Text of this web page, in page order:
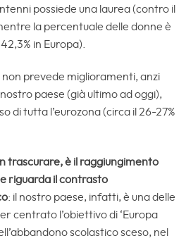
possiede una laurea (contro il
la percentuale delle donne è
in Europa).
non prevede miglioramenti, anzi
paese (già ultimo ad oggi),
di tutta l’eurozona (circa il 26-27%
trascurare, è il raggiungimento
riguarda il contrasto
: il nostro paese, infatti, è una delle
centrato l’obiettivo di ‘Europa
scolastico sceso, nel